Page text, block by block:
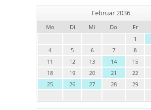
Februar 2036
Mo Di Mi Do Fr
1
4
5 6 7 8
11
12 13 14 15
18
19 20 21 22
25
26 27 28 29